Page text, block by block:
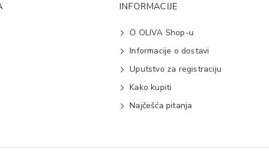
INFORMACIJE
O OLIVA Shop-u
Informacije o dostavi
Uputstvo za registraciju
Kako kupiti
Najčešća pitanja